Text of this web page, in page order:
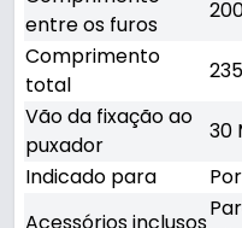
entre os furos
Comprimento
total
Vão da fixação ao
puxador
30
Indicado para